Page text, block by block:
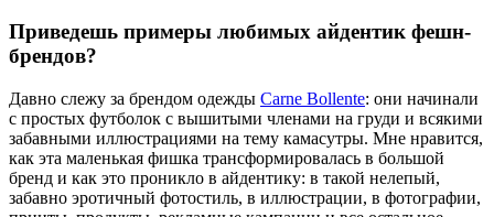
Приведешь примеры любимых айдентик фешн-
брендов?
Давно слежу за брендом одежды Carne Bollente: они начинали
с простых футболок с вышитыми членами на груди и всякими
забавными иллюстрациями на тему камасутры. Мне нравится,
как эта маленькая фишка трансформировалась в большой
бренд и как это проникло в айдентику: в такой нелепый,
забавно эротичный фотостиль, в иллюстрации, в фотографии,